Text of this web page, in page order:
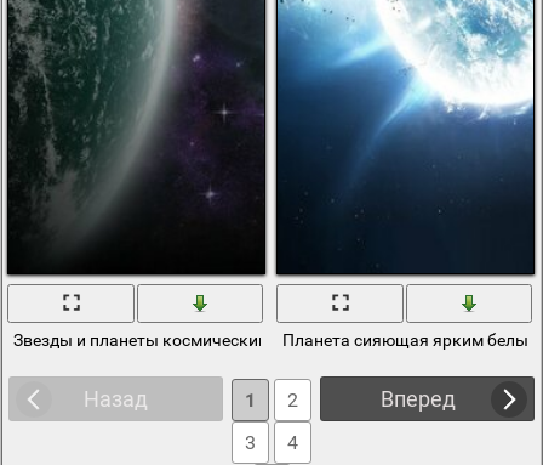
Звезды и планеты космический рассветПланета сияющая ярким белым
Назад Вперед
1
2
3
4